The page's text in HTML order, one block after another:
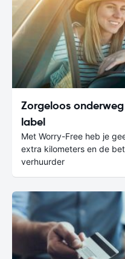
Zorgeloos
label
Met Worry-Free heb je
extra kilometers en de
verhuurder